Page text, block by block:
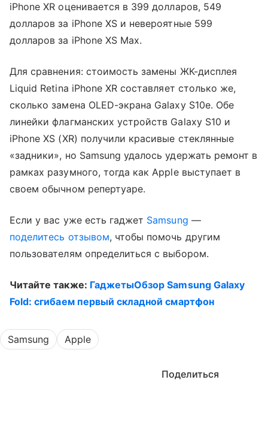
iPhone XR оценивается в 399 долларов, 549
долларов за iPhone XS и невероятные 599
долларов за iPhone XS Max.
Для сравнения: стоимость замены ЖК-дисплея
Liquid Retina iPhone XR составляет столько же,
сколько замена OLED-экрана Galaxy S10e. Обе
линейки флагманских устройств Galaxy S10 и
iPhone XS (XR) получили красивые стеклянные
«задники», но Samsung удалось удержать ремонт в
рамках разумного, тогда как Apple выступает в
своем обычном репертуаре.
Если у вас уже есть гаджет Samsung —
поделитесь отзывом, чтобы помочь другим
пользователям определиться с выбором.
Читайте также: ГаджетыОбзор Samsung Galaxy
Fold: сгибаем первый складной смартфон
Samsung Apple
Поделиться